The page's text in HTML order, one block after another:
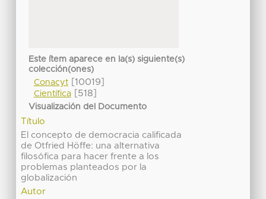
Este ítem aparece en la(s) siguiente(s)
colección(ones)
Conacyt[10019]
Científica[518]
Visualización del Documento
Título
El concepto de democracia calificada
de Otfried Höffe: una alternativa
filosófica para hacer frente a los
problemas planteados por la
globalización
Autor